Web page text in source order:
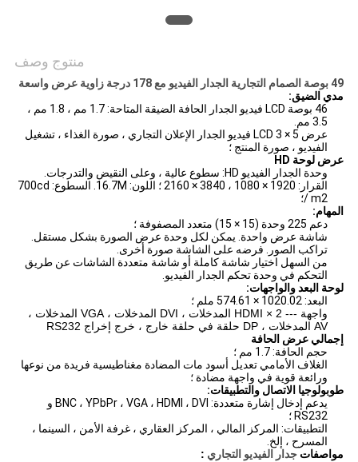
منتوج وصف
49 بوصة الصمام التجارية الجدار الفيديو مع 178 درجة زاوية عرض واسعة
مدي الضيق:
46 بوصة LCD فيديو الجدار الحافة الضيقة المتاحة: 1.7 مم ، 1.8 مم ،
3.5 مم.
عرض 5 × 3 LCD فيديو الجدار الإعلان التجاري ، صورة الغذاء ، تشغيل
الفيديو ، صورة المنتج ؛
عرض لوحة HD
وحدة الجدار الفيديو HD: سطوع عالية ، وعلى النقيض والتدرجات.
القرار: 1920 × 1080 ، 3840 × 2160 ؛
اللون: 16.7M.
السطوع: 700cd
/ m2؛
المهام:
دعم 225 وحدة (15 × 15) متعدد المصفوفة ؛
شاشة عرض واحدة. يمكن لكل وحدة عرض الصورة بشكل مستقل.
تراكب الصور. فرضه على الشاشة صورة أخرى.
من السهل اختيار شاشة كاملة أو شاشة متعددة الشاشات عن طريق
التحكم في وحدة تحكم الجدار الفيديو.
لوحة البعد والواجهات:
البعد: 1020.02 × 574.61 ملم ؛
واجهة ---
2 × HDMI المدخلات ، DVI المدخلات ، VGA المدخلات ،
AV المدخلات ، DP حلقة في حلقة خارج ، خرج إخراج RS232
إجمالي عرض الحافة
حجم الحافة: 1.7 مم ؛
الغلاف الأمامي تعديل أسود مات المضادة مغناطيسية فريدة من نوعها
ورائعة قوية في واجهة مضادة ؛
طوبولوجيا الاتصال والتطبيقات:
يدعم إدخال إشارة متعددة: BNC ، YPbPr ، VGA ، HDMI ، DVI و
RS232 ؛
التطبيقات: المركز المالي ، المركز العقاري ، غرفة الأمن ، السينما ،
المسرح ، إلخ.
مواصفات جدار الفيديو التجاري :